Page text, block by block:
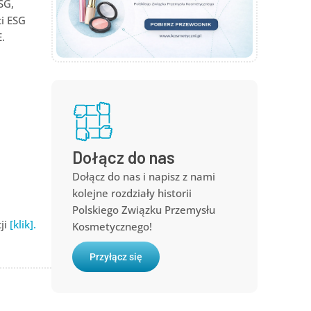
[klik].
Dołącz do nas
Dołącz do nas i napisz z nami
kolejne rozdziały historii
Polskiego Związku Przemysłu
Kosmetycznego!
Przyłącz się